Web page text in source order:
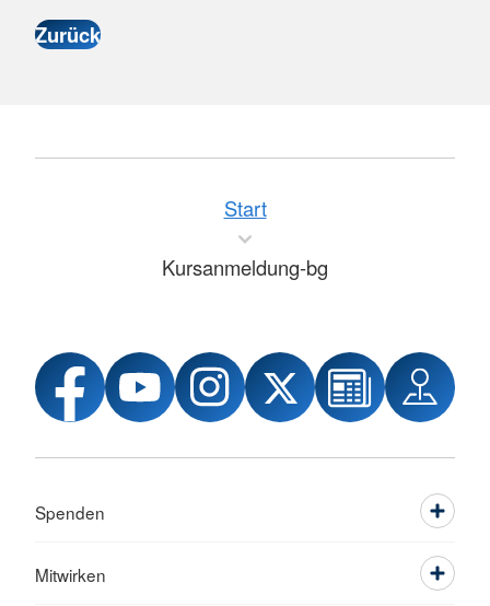
Start
Kursanmeldung-bg
Spenden
Mitwirken